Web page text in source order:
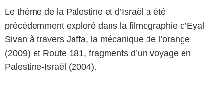
Le thème de la Palestine et d’Israël a été
précédemment exploré dans la filmographie d’Eyal
Sivan à travers Jaffa, la mécanique de l’orange
(2009) et Route 181, fragments d’un voyage en
Palestine-Israël (2004).